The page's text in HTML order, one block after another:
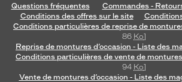
Questions fréquentes
Commandes -
Conditions des offres sur le site
Conditions particulières de reprise de
86 Ko]
Reprise de montures d’occasion - Liste des
Conditions particulières de vente de montures
94 Ko]
Vente de montures d’occasion - Liste des